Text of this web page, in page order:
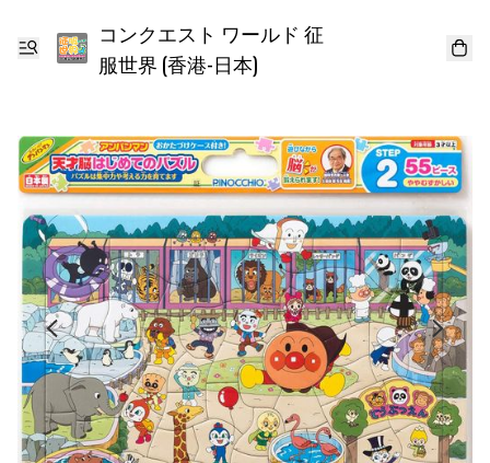
コンクエスト ワールド 征
服世界 (香港-日本)